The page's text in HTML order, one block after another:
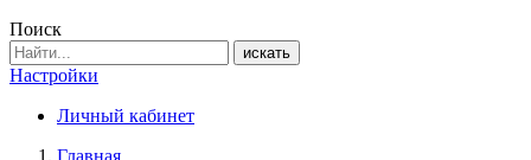
Поиск
искать
Настройки
Личный кабинет
Главная